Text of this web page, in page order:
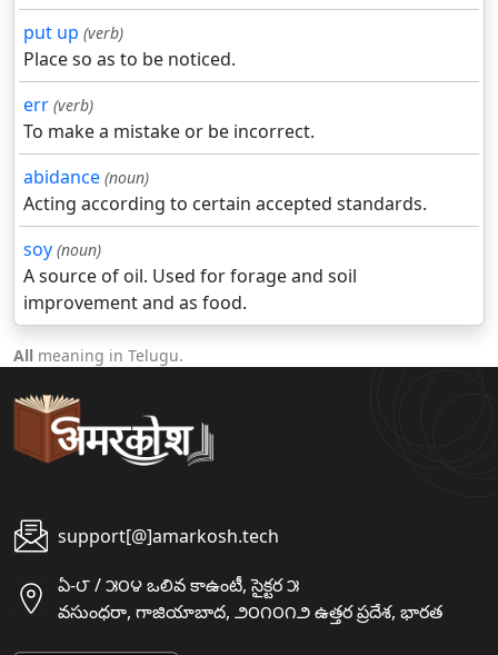
put up (verb)
Place so as to be noticed.
err (verb)
To make a mistake or be incorrect.
abidance (noun)
Acting according to certain accepted standards.
soy (noun)
A source of oil. Used for forage and soil
improvement and as food.
All meaning in Telugu.
support[@]amarkosh.tech
ఏ-౮ / ౫౦౪ ఒలివ కాఉంటీ, సైక్టర ౫
వసుంధరా, గాజియాబాద, ౨౦౧౦౧౨ ఉత్తర ప్రదేశ, భారత